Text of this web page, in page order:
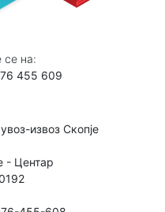
се на:
455 609
извоз Скопје
- Центар